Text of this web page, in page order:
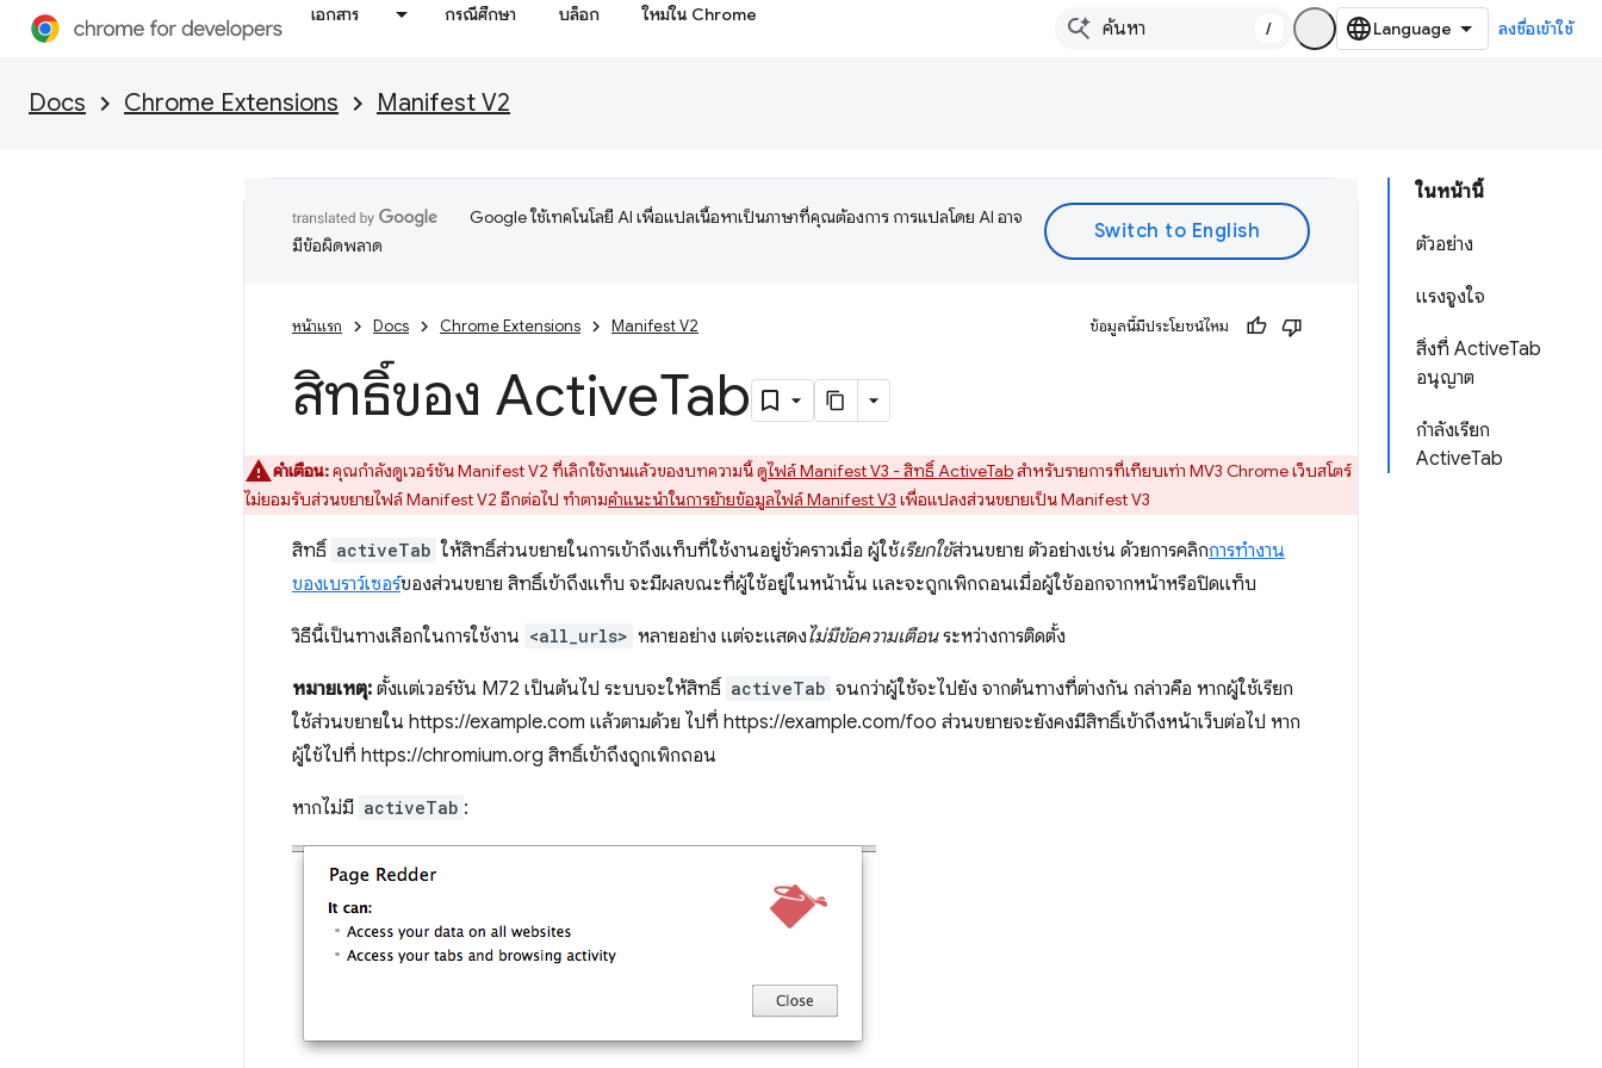
เอกสาร กรณีศึกษา บล็อก ใหม่ใน Chrome
/ ลงชื่อเข้าใช้
Docs Chrome Extensions Manifest V2
ในหน้านี้
ตัวอย่าง
แรงจูงใจ
สิ่งที่ ActiveTab
อนุญาต
กำลังเรียก
ActiveTab
Google ใช้เทคโนโลยี AI เพื่อแปลเนื้อหาเป็นภาษาที่คุณต้องการ การแปลโดย AI อาจ
มีข้อผิดพลาด
หน้าแรก Docs Chrome Extensions Manifest V2 ข้อมูลนี้มีประโยชน์ไหม
สิทธิ์ของ ActiveTab
คำเตือน:คุณกำลังดูเวอร์ชัน Manifest V2 ที่เลิกใช้งานแล้วของบทความนี้ ดูไฟล์ Manifest V3 - สิทธิ์ ActiveTabสำหรับรายการที่เทียบเท่า MV3 Chrome เว็บสโตร์
ไม่ยอมรับส่วนขยายไฟล์ Manifest V2 อีกต่อไป ทำตามคำแนะนำในการย้ายข้อมูลไฟล์ Manifest V3 เพื่อแปลงส่วนขยายเป็น Manifest V3
สิทธิ์ activeTab ให้สิทธิ์ส่วนขยายในการเข้าถึงแท็บที่ใช้งานอยู่ชั่วคราวเมื่อ ผู้ใช้เรียกใช้ส่วนขยาย ตัวอย่างเช่น ด้วยการคลิกการทำงาน
ของเบราว์เซอร์ของส่วนขยาย สิทธิ์เข้าถึงแท็บ จะมีผลขณะที่ผู้ใช้อยู่ในหน้านั้น และจะถูกเพิกถอนเมื่อผู้ใช้ออกจากหน้าหรือปิดแท็บ
วิธีนี้เป็นทางเลือกในการใช้งาน <all_urls> หลายอย่าง แต่จะแสดงไม่มีข้อความเตือนระหว่างการติดตั้ง
หมายเหตุ: ตั้งแต่เวอร์ชัน M72 เป็นต้นไป ระบบจะให้สิทธิ์ activeTab จนกว่าผู้ใช้จะไปยัง จากต้นทางที่ต่างกัน กล่าวคือ หากผู้ใช้เรียก
ใช้ส่วนขยายใน https://example.com แล้วตามด้วย ไปที่ https://example.com/foo ส่วนขยายจะยังคงมีสิทธิ์เข้าถึงหน้าเว็บต่อไป หาก
ผู้ใช้ไปที่ https://chromium.org สิทธิ์เข้าถึงถูกเพิกถอน
หากไม่มี activeTab :